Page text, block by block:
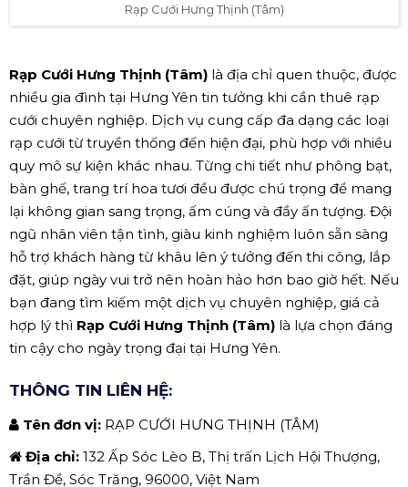
Rạp Cưới Hưng Thịnh (Tâm)
Rạp Cưới Hưng Thịnh (Tâm) là địa chỉ quen thuộc, được
nhiều gia đình tại Hưng Yên tin tưởng khi cần thuê rạp
cưới chuyên nghiệp. Dịch vụ cung cấp đa dạng các loại
rạp cưới từ truyền thống đến hiện đại, phù hợp với nhiều
quy mô sự kiện khác nhau. Từng chi tiết như phông bạt,
bàn ghế, trang trí hoa tươi đều được chú trọng để mang
lại không gian sang trọng, ấm cúng và đầy ấn tượng. Đội
ngũ nhân viên tận tình, giàu kinh nghiệm luôn sẵn sàng
hỗ trợ khách hàng từ khâu lên ý tưởng đến thi công, lắp
đặt, giúp ngày vui trở nên hoàn hảo hơn bao giờ hết. Nếu
bạn đang tìm kiếm một dịch vụ chuyên nghiệp, giá cả
hợp lý thì Rạp Cưới Hưng Thịnh (Tâm) là lựa chọn đáng
tin cậy cho ngày trọng đại tại Hưng Yên.
THÔNG TIN LIÊN HỆ:
Tên đơn vị: RẠP CƯỚI HƯNG THỊNH (TÂM)
Địa chỉ: 132 Ấp Sóc Lèo B, Thị trấn Lịch Hội Thượng,
Trần Đề, Sóc Trăng, 96000, Việt Nam